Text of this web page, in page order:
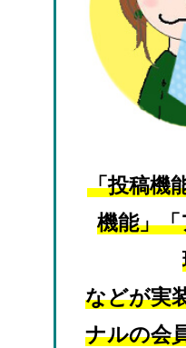
「投稿機
機能」
などが実
ナルの会